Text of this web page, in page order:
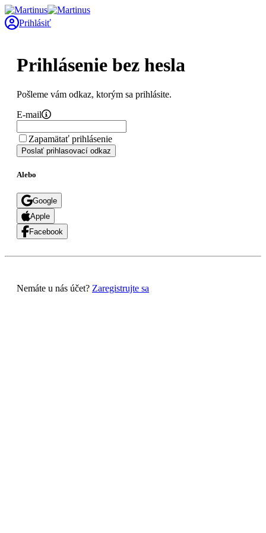
Prihlásiť
Prihlásenie bez hesla
Pošleme vám odkaz, ktorým sa prihlásite.
E-mail
Zapamätať prihlásenie
Poslať prihlasovací odkaz
Alebo
Google
Apple
Facebook
Nemáte u nás účet? Zaregistrujte sa